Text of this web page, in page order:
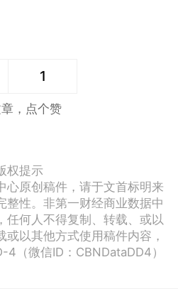
1
，点个赞
权提示
心原创稿件，请于文首标明来
整性。非第一财经商业数据中
任何人不得复制、转载、或以
以其他方式使用稿件内容，
（微信ID：CBNDataDD4）